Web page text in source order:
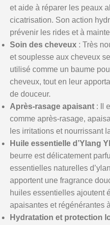
et aide à réparer les peaux
cicatrisation. Son action
prévenir les rides et à
Soin des cheveux : Très
et souplesse aux cheveux
utilisé comme un baume
cheveux, tout en leur
de douceur.
Après-rasage apaisant : Il
comme après-rasage,
les irritations et nourrissant
Huile essentielle d’Ylang
beurre est délicatement
essentielles naturelles
apportent une fragrance
huiles essentielles ajoutent
apaisantes et régénérantes
Hydratation et protection